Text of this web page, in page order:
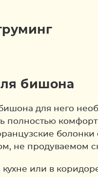
бишона
для него
полностью
не продуваемом
или в